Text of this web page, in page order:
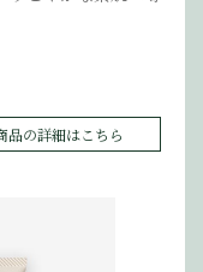
品の詳細はこちら